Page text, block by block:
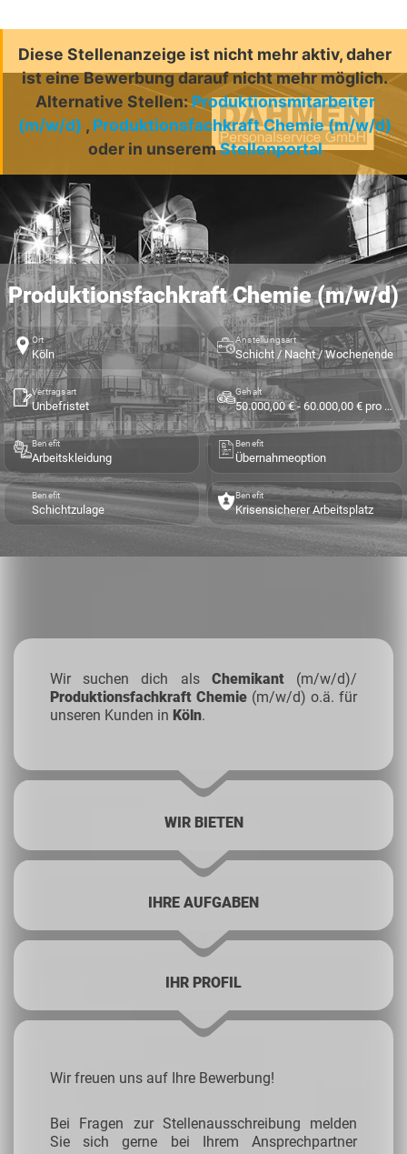
Diese Stellenanzeige ist nicht mehr aktiv, daher
ist eine Bewerbung darauf nicht mehr möglich.
Alternative Stellen:Produktionsmitarbeiter
(m/w/d) , Produktionsfachkraft Chemie (m/w/d)
oder in unseremStellenportal
Produktionsfachkraft Chemie (m/w/d)
Ort
Köln
Anstellungsart
Schicht / Nacht / Wochenende
Vertragsart
Unbefristet
Gehalt
50.000,00 € - 60.000,00 € pro Jahr
Benefit
Arbeitskleidung
Benefit
Übernahmeoption
Benefit
Schichtzulage
Benefit
Krisensicherer Arbeitsplatz
Wir suchen dich als Chemikant(m/w/d)/
Produktionsfachkraft Chemie (m/w/d) o.ä. für
unseren Kunden in Köln.
WIR BIETEN
IHRE AUFGABEN
IHR PROFIL
Wir freuen uns auf Ihre Bewerbung!
Bei Fragen zur Stellenausschreibung melden
Sie sichgerne bei Ihrem Ansprechpartner